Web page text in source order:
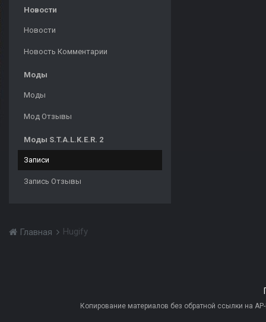
Новости
Новости
Новость Комментарии
Моды
Моды
Мод Отзывы
Моды S.T.A.L.K.E.R. 2
Записи
Запись Отзывы
Главная Hugify
Копирование материалов без обратной ссылки на